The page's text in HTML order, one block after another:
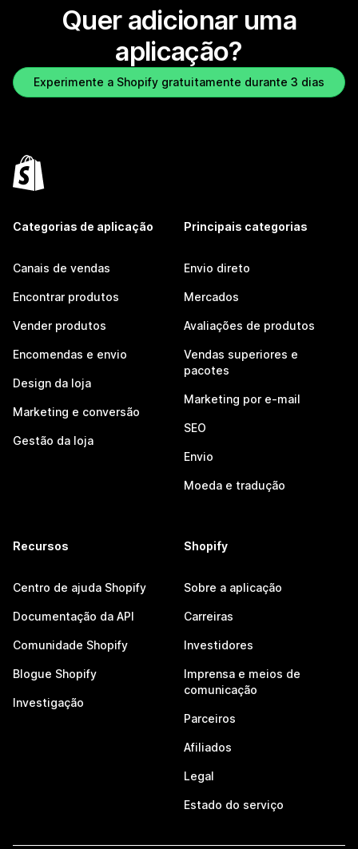
Quer adicionar uma
aplicação?
Experimente a Shopify gratuitamente durante 3 dias
Categorias de aplicação
Canais de vendas
Encontrar produtos
Vender produtos
Encomendas e envio
Design da loja
Marketing e conversão
Gestão da loja
Principais categorias
Envio direto
Mercados
Avaliações de produtos
Vendas superiores e
pacotes
Marketing por e-mail
SEO
Envio
Moeda e tradução
Recursos
Centro de ajuda Shopify
Documentação da API
Comunidade Shopify
Blogue Shopify
Investigação
Shopify
Sobre a aplicação
Carreiras
Investidores
Imprensa e meios de
comunicação
Parceiros
Afiliados
Legal
Estado do serviço